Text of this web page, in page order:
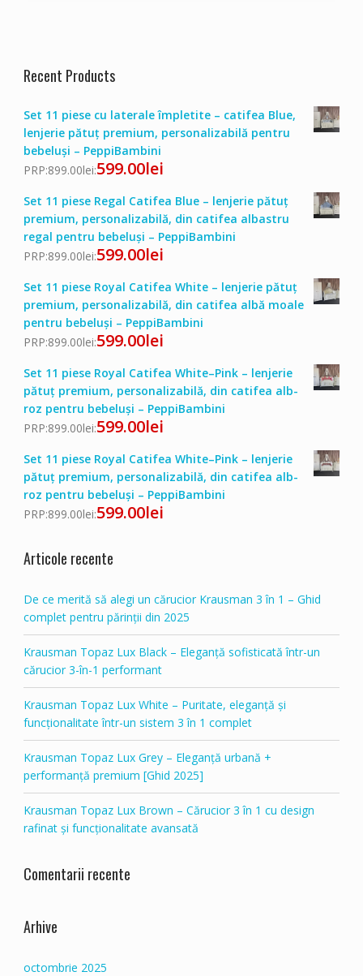
Recent Products
Set 11 piese cu laterale împletite – catifea Blue,
lenjerie pătuț premium, personalizabilă pentru
bebeluși – PeppiBambini
PRP:899.00lei:599.00lei
Set 11 piese Regal Catifea Blue – lenjerie pătuț
premium, personalizabilă, din catifea albastru
regal pentru bebeluși – PeppiBambini
PRP:899.00lei:599.00lei
Set 11 piese Royal Catifea White – lenjerie pătuț
premium, personalizabilă, din catifea albă moale
pentru bebeluși – PeppiBambini
PRP:899.00lei:599.00lei
Set 11 piese Royal Catifea White–Pink – lenjerie
pătuț premium, personalizabilă, din catifea alb-
roz pentru bebeluși – PeppiBambini
PRP:899.00lei:599.00lei
Set 11 piese Royal Catifea White–Pink – lenjerie
pătuț premium, personalizabilă, din catifea alb-
roz pentru bebeluși – PeppiBambini
PRP:899.00lei:599.00lei
Articole recente
De ce merită să alegi un cărucior Krausman 3 în 1 – Ghid
complet pentru părinții din 2025
Krausman Topaz Lux Black – Eleganță sofisticată într-un
cărucior 3-în-1 performant
Krausman Topaz Lux White – Puritate, eleganță și
funcționalitate într-un sistem 3 în 1 complet
Krausman Topaz Lux Grey – Eleganță urbană +
performanță premium [Ghid 2025]
Krausman Topaz Lux Brown – Cărucior 3 în 1 cu design
rafinat și funcționalitate avansată
Comentarii recente
Arhive
octombrie 2025